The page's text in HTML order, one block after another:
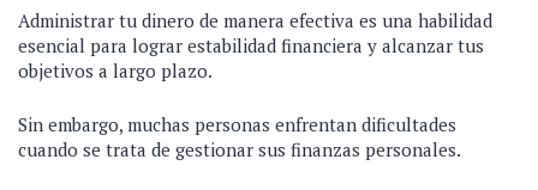
Administrar tu dinero de manera efectiva es una habilidad
esencial para lograr estabilidad financiera y alcanzar tus
objetivos a largo plazo.
Sin embargo, muchas personas enfrentan dificultades
cuando se trata de gestionar sus finanzas personales.